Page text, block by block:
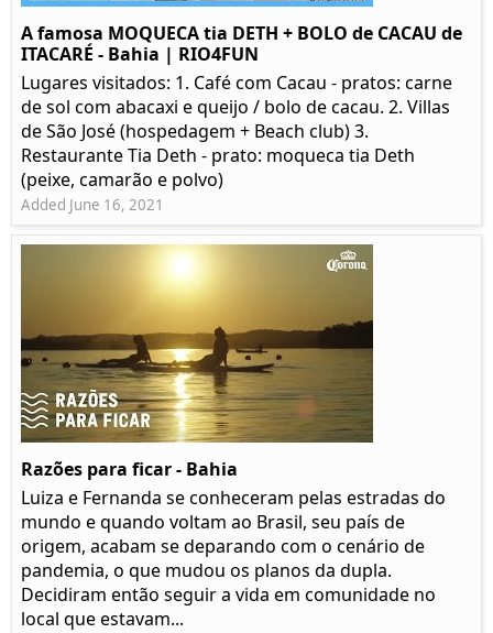
A famosa MOQUECA tia DETH + BOLO de CACAU de
ITACARÉ - Bahia | RIO4FUN
Lugares visitados: 1. Café com Cacau - pratos: carne
de sol com abacaxi e queijo / bolo de cacau. 2. Villas
de São José (hospedagem + Beach club) 3.
Restaurante Tia Deth - prato: moqueca tia Deth
(peixe, camarão e polvo)
Added June 16, 2021
Razões para ficar - Bahia
Luiza e Fernanda se conheceram pelas estradas do
mundo e quando voltam ao Brasil, seu país de
origem, acabam se deparando com o cenário de
pandemia, o que mudou os planos da dupla.
Decidiram então seguir a vida em comunidade no
local que estavam...